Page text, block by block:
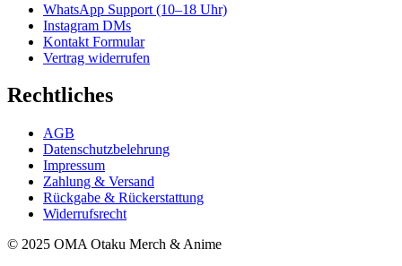
WhatsApp Support (10–18 Uhr)
Instagram DMs
Kontakt Formular
Vertrag widerrufen
Rechtliches
AGB
Datenschutzbelehrung
Impressum
Zahlung & Versand
Rückgabe & Rückerstattung
Widerrufsrecht
© 2025 OMA Otaku Merch & Anime